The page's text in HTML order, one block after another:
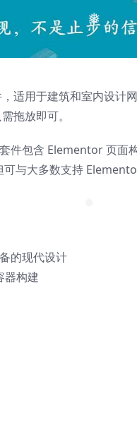
适用于建筑和室内设计
拖放即可。
件包含 Elementor 页面
与大多数支持
的现代设计
器构建